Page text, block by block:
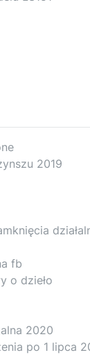
2019
fb
o dzieło
2020
po 1 lipca